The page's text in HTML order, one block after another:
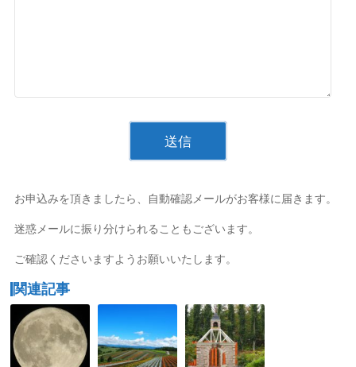
お申込みを頂きましたら、自動確認メールがお客様に届きます。
迷惑メールに振り分けられることもございます。
ご確認くださいますようお願いいたします。
関連記事
日
は
ス
ど
ん
な
ご